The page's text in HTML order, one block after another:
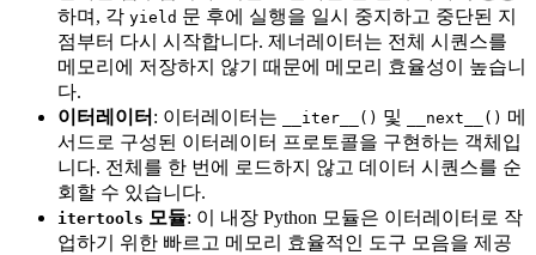
하며, 각 yield 문 후에 실행을 일시 중지하고 중단된 지
점부터 다시 시작합니다. 제너레이터는 전체 시퀀스를
메모리에 저장하지 않기 때문에 메모리 효율성이 높습니
다.
이터레이터 : 이터레이터는 __iter__() 및 __next__() 메
서드로 구성된 이터레이터 프로토콜을 구현하는 객체입
니다. 전체를 한 번에 로드하지 않고 데이터 시퀀스를 순
회할 수 있습니다.
itertools 모듈: 이 내장 Python 모듈은 이터레이터로 작
업하기 위한 빠르고 메모리 효율적인 도구 모음을 제공